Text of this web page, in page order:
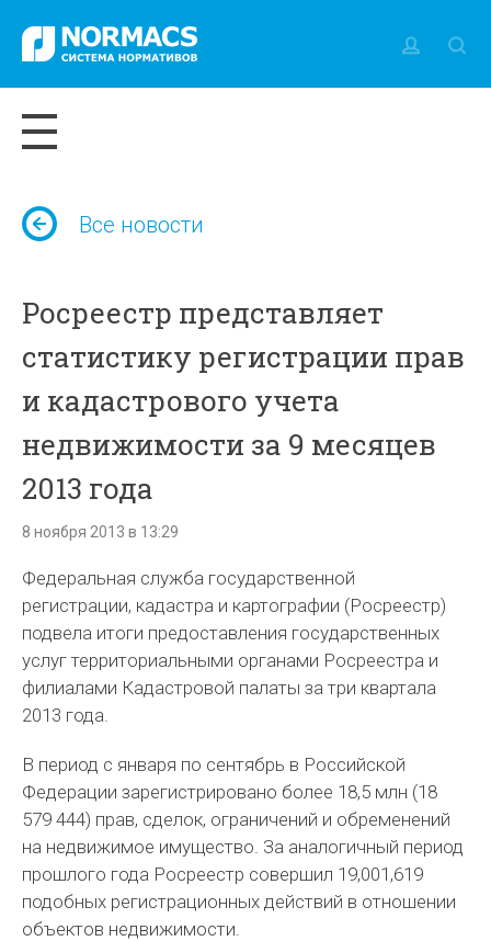
Все новости
Росреестр представляет
статистику регистрации прав
и кадастрового учета
недвижимости за 9 месяцев
2013 года
8 ноября 2013 в 13:29
Федеральная служба государственной
регистрации, кадастра и картографии (Росреестр)
подвела итоги предоставления государственных
услуг территориальными органами Росреестра и
филиалами Кадастровой палаты за три квартала
2013 года.
В период с января по сентябрь в Российской
Федерации зарегистрировано более 18,5 млн (18
579 444) прав, сделок, ограничений и обременений
на недвижимое имущество. За аналогичный период
прошлого года Росреестр совершил 19,001,619
подобных регистрационных действий в отношении
объектов недвижимости.